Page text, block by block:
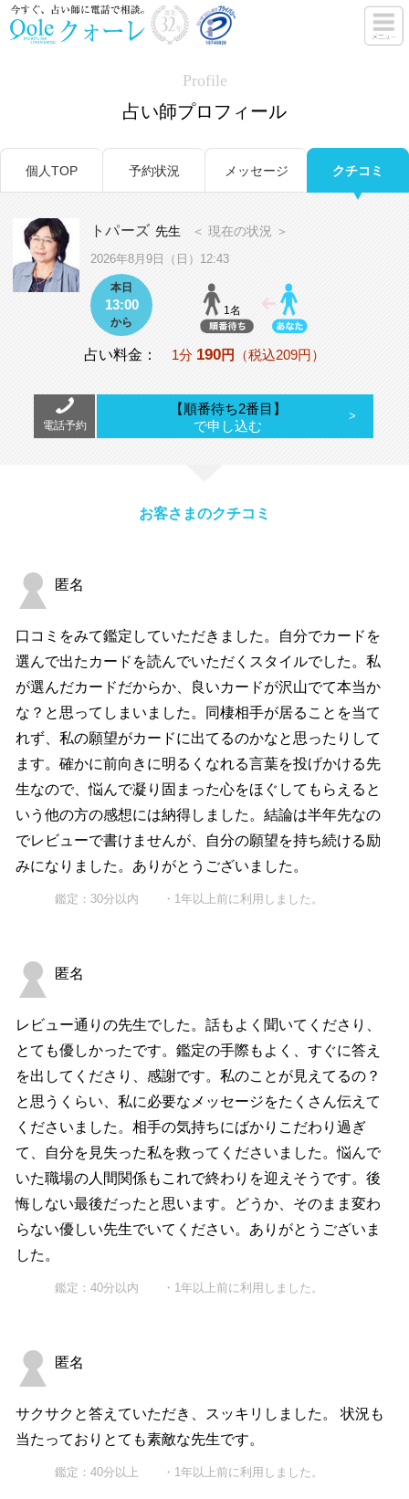
Profile
占い師プロフィール
個人TOP 予約状況 メッセージ クチコミ
トパーズ 先生 ＜ 現在の状況 ＞
2026年8月9日（日）12:43
本日
13:00
から
1名
占い料金： 1分 190円 （税込209円）
電話予約
【順番待ち2番目】
で申し込む
お客さまのクチコミ
匿名
口コミをみて鑑定していただきました。自分でカードを
選んで出たカードを読んでいただくスタイルでした。私
が選んだカードだからか、良いカードが沢山でて本当か
な？と思ってしまいました。同棲相手が居ることを当て
れず、私の願望がカードに出てるのかなと思ったりして
ます。確かに前向きに明るくなれる言葉を投げかける先
生なので、悩んで凝り固まった心をほぐしてもらえると
いう他の方の感想には納得しました。結論は半年先なの
でレビューで書けませんが、自分の願望を持ち続ける励
みになりました。ありがとうございました。
鑑定：30分以内 ・1年以上前に利用しました。
匿名
レビュー通りの先生でした。話もよく聞いてくださり、
とても優しかったです。鑑定の手際もよく、すぐに答え
を出してくださり、感謝です。私のことが見えてるの？
と思うくらい、私に必要なメッセージをたくさん伝えて
くださいました。相手の気持ちにばかりこだわり過ぎ
て、自分を見失った私を救ってくださいました。悩んで
いた職場の人間関係もこれで終わりを迎えそうです。後
悔しない最後だったと思います。どうか、そのまま変わ
らない優しい先生でいてください。ありがとうございま
した。
鑑定：40分以内 ・1年以上前に利用しました。
匿名
サクサクと答えていただき、スッキリしました。 状況も
当たっておりとても素敵な先生です。
鑑定：40分以上 ・1年以上前に利用しました。